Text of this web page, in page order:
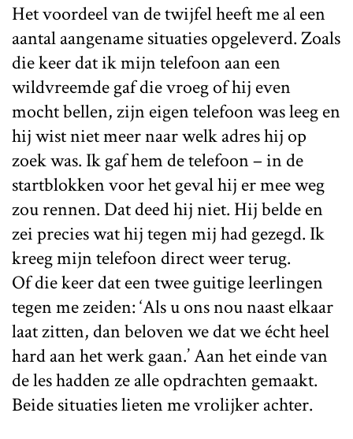
Het voordeel van de twijfel heeft me al een
aantal aangename situaties opgeleverd. Zoals
die keer dat ik mijn telefoon aan een
wildvreemde gaf die vroeg of hij even
mocht bellen, zijn eigen telefoon was leeg en
hij wist niet meer naar welk adres hij op
zoek was. Ik gaf hem de telefoon – in de
startblokken voor het geval hij er mee weg
zou rennen. Dat deed hij niet. Hij belde en
zei precies wat hij tegen mij had gezegd. Ik
kreeg mijn telefoon direct weer terug.
Of die keer dat een twee guitige leerlingen
tegen me zeiden: ‘Als u ons nou naast elkaar
laat zitten, dan beloven we dat we écht heel
hard aan het werk gaan.’ Aan het einde van
de les hadden ze alle opdrachten gemaakt.
Beide situaties lieten me vrolijker achter.